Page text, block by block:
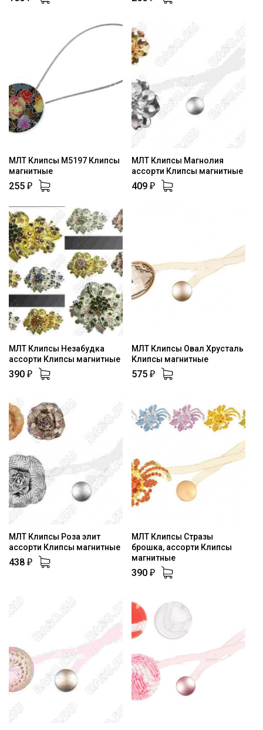
МЛТ Клипсы М5197 Клипсы
магнитные
255 ₽
МЛТ Клипсы Магнолия
ассорти Клипсы магнитные
409 ₽
МЛТ Клипсы Незабудка
ассорти Клипсы магнитные
390 ₽
МЛТ Клипсы Овал Хрусталь
Клипсы магнитные
575 ₽
МЛТ Клипсы Роза элит
ассорти Клипсы магнитные
438 ₽
МЛТ Клипсы Стразы
брошка, ассорти Клипсы
магнитные
390 ₽